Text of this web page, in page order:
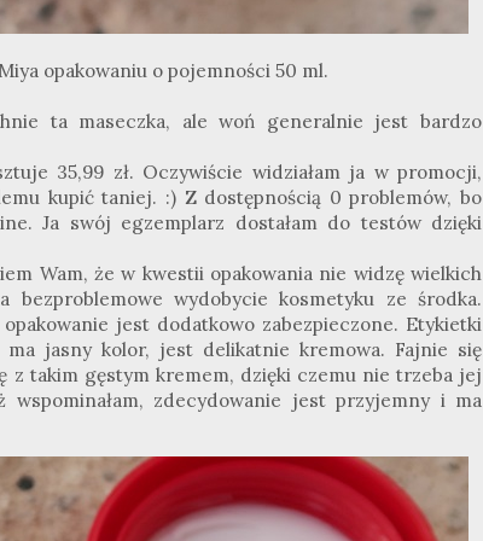
opakowaniu o pojemności 50 ml.
ta maseczka, ale woń generalnie jest bardzo
35,99 zł. Oczywiście widziałam ja w promocji,
kupić taniej. :) Z dostępnością 0 problemów, bo
Ja swój egzemplarz dostałam do testów dzięki
Wam, że w kwestii opakowania nie widzę wielkich
wydobycie kosmetyku ze środka.
jest dodatkowo zabezpieczone. Etykietki
jasny kolor, jest delikatnie kremowa. Fajnie się
z takim gęstym kremem, dzięki czemu nie trzeba jej
zdecydowanie jest przyjemny i ma